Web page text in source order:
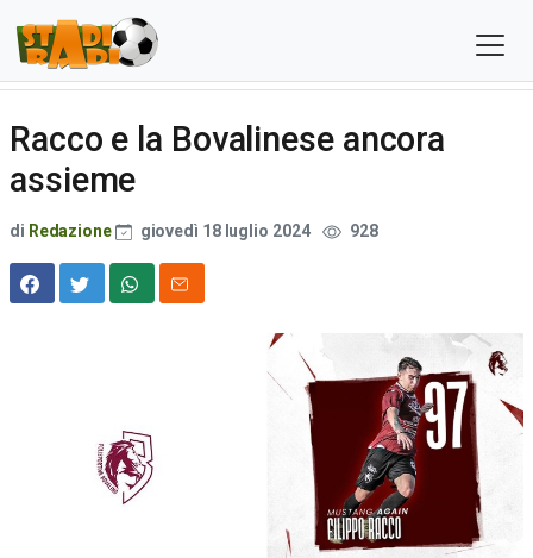
Racco e la Bovalinese ancora
assieme
di Redazione giovedì 18 luglio 2024 928